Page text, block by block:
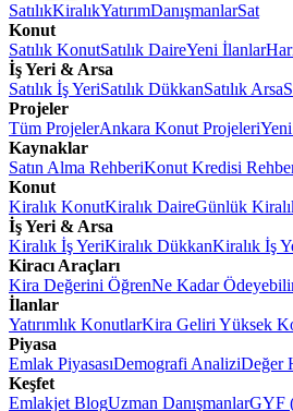
SatılıkKiralıkYatırımDanışmanlarSat
Konut
Satılık KonutSatılık DaireYeni İlanlar
İş Yeri & Arsa
Satılık İş YeriSatılık DükkanSatılık Arsa
Projeler
Tüm ProjelerAnkara Konut Projeleri
Kaynaklar
Satın Alma RehberiKonut Kredisi
Konut
Kiralık KonutKiralık DaireGünlük
İş Yeri & Arsa
Kiralık İş YeriKiralık DükkanKiralık İş
Kiracı Araçları
Kira Değerini ÖğrenNe Kadar
İlanlar
Yatırımlık KonutlarKira Geliri Yüksek
Piyasa
Emlak PiyasasıDemografi AnaliziDeğer
Keşfet
Emlakjet BlogUzman DanışmanlarGYF